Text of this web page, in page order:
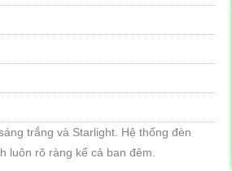
trắng và Starlight. Hệ thống đèn
luôn rõ ràng kể cả ban đêm.